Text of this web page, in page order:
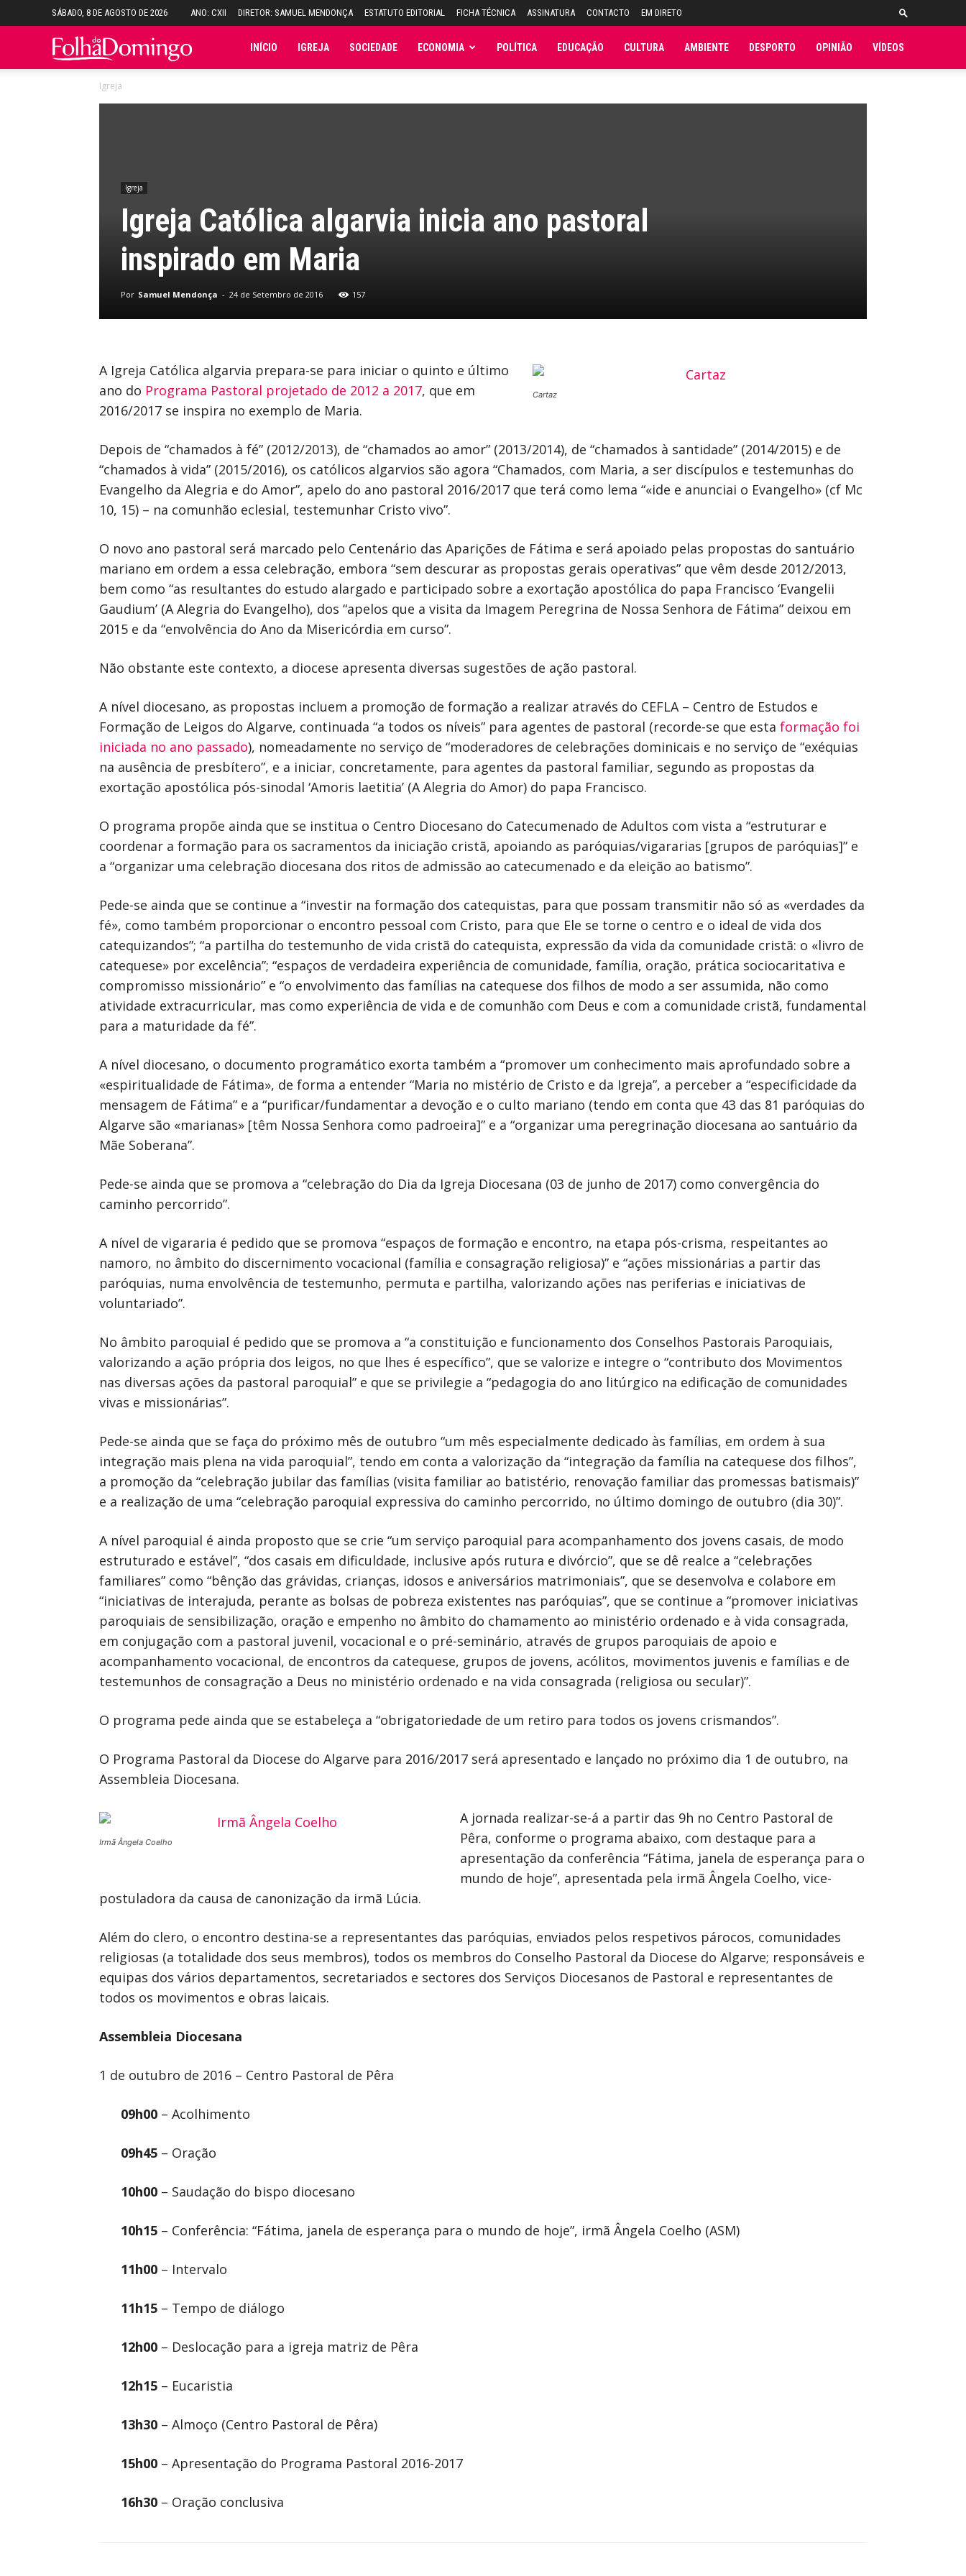
SÁBADO, 8 DE AGOSTO DE 2026 ANO: CXII DIRETOR: SAMUEL MENDONÇA ESTATUTO EDITORIAL FICHA TÉCNICA ASSINATURA CONTACTO EM DIRETO
Folha INÍCIO IGREJA SOCIEDADE ECONOMIA POLÍTICA EDUCAÇÃO CULTURA AMBIENTE DESPORTO OPINIÃO VÍDEOS
Igreja
Igreja
Igreja Católica algarvia inicia ano pastoral
inspirado em Maria
Por Samuel Mendonça - 24 de Setembro de 2016 157
Cartaz
A Igreja Católica algarvia prepara-se para iniciar o quinto e último
ano do Programa Pastoral projetado de 2012 a 2017, que em
2016/2017 se inspira no exemplo de Maria.
Depois de “chamados à fé” (2012/2013), de “chamados ao amor” (2013/2014), de “chamados à santidade” (2014/2015) e de
“chamados à vida” (2015/2016), os católicos algarvios são agora “Chamados, com Maria, a ser discípulos e testemunhas do
Evangelho da Alegria e do Amor”, apelo do ano pastoral 2016/2017 que terá como lema “«ide e anunciai o Evangelho» (cf Mc
10, 15) – na comunhão eclesial, testemunhar Cristo vivo”.
O novo ano pastoral será marcado pelo Centenário das Aparições de Fátima e será apoiado pelas propostas do santuário
mariano em ordem a essa celebração, embora “sem descurar as propostas gerais operativas” que vêm desde 2012/2013,
bem como “as resultantes do estudo alargado e participado sobre a exortação apostólica do papa Francisco ‘Evangelii
Gaudium’ (A Alegria do Evangelho), dos “apelos que a visita da Imagem Peregrina de Nossa Senhora de Fátima” deixou em
2015 e da “envolvência do Ano da Misericórdia em curso”.
Não obstante este contexto, a diocese apresenta diversas sugestões de ação pastoral.
A nível diocesano, as propostas incluem a promoção de formação a realizar através do CEFLA – Centro de Estudos e
Formação de Leigos do Algarve, continuada “a todos os níveis” para agentes de pastoral (recorde-se que esta formação foi
iniciada no ano passado), nomeadamente no serviço de “moderadores de celebrações dominicais e no serviço de “exéquias
na ausência de presbítero”, e a iniciar, concretamente, para agentes da pastoral familiar, segundo as propostas da
exortação apostólica pós-sinodal ‘Amoris laetitia’ (A Alegria do Amor) do papa Francisco.
O programa propõe ainda que se institua o Centro Diocesano do Catecumenado de Adultos com vista a “estruturar e
coordenar a formação para os sacramentos da iniciação cristã, apoiando as paróquias/vigararias [grupos de paróquias]” e
a “organizar uma celebração diocesana dos ritos de admissão ao catecumenado e da eleição ao batismo”.
Pede-se ainda que se continue a “investir na formação dos catequistas, para que possam transmitir não só as «verdades da
fé», como também proporcionar o encontro pessoal com Cristo, para que Ele se torne o centro e o ideal de vida dos
catequizandos”; “a partilha do testemunho de vida cristã do catequista, expressão da vida da comunidade cristã: o «livro de
catequese» por excelência”; “espaços de verdadeira experiência de comunidade, família, oração, prática sociocaritativa e
compromisso missionário” e “o envolvimento das famílias na catequese dos filhos de modo a ser assumida, não como
atividade extracurricular, mas como experiência de vida e de comunhão com Deus e com a comunidade cristã, fundamental
para a maturidade da fé”.
A nível diocesano, o documento programático exorta também a “promover um conhecimento mais aprofundado sobre a
«espiritualidade de Fátima», de forma a entender “Maria no mistério de Cristo e da Igreja”, a perceber a “especificidade da
mensagem de Fátima” e a “purificar/fundamentar a devoção e o culto mariano (tendo em conta que 43 das 81 paróquias do
Algarve são «marianas» [têm Nossa Senhora como padroeira]” e a “organizar uma peregrinação diocesana ao santuário da
Mãe Soberana”.
Pede-se ainda que se promova a “celebração do Dia da Igreja Diocesana (03 de junho de 2017) como convergência do
caminho percorrido”.
A nível de vigararia é pedido que se promova “espaços de formação e encontro, na etapa pós-crisma, respeitantes ao
namoro, no âmbito do discernimento vocacional (família e consagração religiosa)” e “ações missionárias a partir das
paróquias, numa envolvência de testemunho, permuta e partilha, valorizando ações nas periferias e iniciativas de
voluntariado”.
No âmbito paroquial é pedido que se promova a “a constituição e funcionamento dos Conselhos Pastorais Paroquiais,
valorizando a ação própria dos leigos, no que lhes é específico”, que se valorize e integre o “contributo dos Movimentos
nas diversas ações da pastoral paroquial” e que se privilegie a “pedagogia do ano litúrgico na edificação de comunidades
vivas e missionárias”.
Pede-se ainda que se faça do próximo mês de outubro “um mês especialmente dedicado às famílias, em ordem à sua
integração mais plena na vida paroquial”, tendo em conta a valorização da “integração da família na catequese dos filhos”,
a promoção da “celebração jubilar das famílias (visita familiar ao batistério, renovação familiar das promessas batismais)”
e a realização de uma “celebração paroquial expressiva do caminho percorrido, no último domingo de outubro (dia 30)”.
A nível paroquial é ainda proposto que se crie “um serviço paroquial para acompanhamento dos jovens casais, de modo
estruturado e estável”, “dos casais em dificuldade, inclusive após rutura e divórcio”, que se dê realce a “celebrações
familiares” como “bênção das grávidas, crianças, idosos e aniversários matrimoniais”, que se desenvolva e colabore em
“iniciativas de interajuda, perante as bolsas de pobreza existentes nas paróquias”, que se continue a “promover iniciativas
paroquiais de sensibilização, oração e empenho no âmbito do chamamento ao ministério ordenado e à vida consagrada,
em conjugação com a pastoral juvenil, vocacional e o pré-seminário, através de grupos paroquiais de apoio e
acompanhamento vocacional, de encontros da catequese, grupos de jovens, acólitos, movimentos juvenis e famílias e de
testemunhos de consagração a Deus no ministério ordenado e na vida consagrada (religiosa ou secular)”.
O programa pede ainda que se estabeleça a “obrigatoriedade de um retiro para todos os jovens crismandos”.
O Programa Pastoral da Diocese do Algarve para 2016/2017 será apresentado e lançado no próximo dia 1 de outubro, na
Assembleia Diocesana.
Irmã Ângela Coelho
A jornada realizar-se-á a partir das 9h no Centro Pastoral de
Pêra, conforme o programa abaixo, com destaque para a
apresentação da conferência “Fátima, janela de esperança para o
mundo de hoje”, apresentada pela irmã Ângela Coelho, vice-
postuladora da causa de canonização da irmã Lúcia.
Além do clero, o encontro destina-se a representantes das paróquias, enviados pelos respetivos párocos, comunidades
religiosas (a totalidade dos seus membros), todos os membros do Conselho Pastoral da Diocese do Algarve; responsáveis e
equipas dos vários departamentos, secretariados e sectores dos Serviços Diocesanos de Pastoral e representantes de
todos os movimentos e obras laicais.
Assembleia Diocesana
1 de outubro de 2016 – Centro Pastoral de Pêra
09h00 – Acolhimento
09h45 – Oração
10h00 – Saudação do bispo diocesano
10h15 – Conferência: “Fátima, janela de esperança para o mundo de hoje”, irmã Ângela Coelho (ASM)
11h00 – Intervalo
11h15 – Tempo de diálogo
12h00 – Deslocação para a igreja matriz de Pêra
12h15 – Eucaristia
13h30 – Almoço (Centro Pastoral de Pêra)
15h00 – Apresentação do Programa Pastoral 2016-2017
16h30 – Oração conclusiva